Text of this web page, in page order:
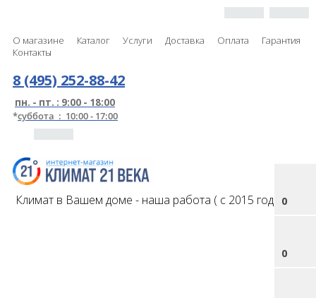
О магазине Каталог Услуги Доставка Оплата
Гарантия
Контакты
0
0
8 (495) 252-88-42
пн. - пт. : 9:00 - 18:00
*суббота : 10:00 - 17:00
Климат в Вашем доме - наша работа ( с 2015 года )